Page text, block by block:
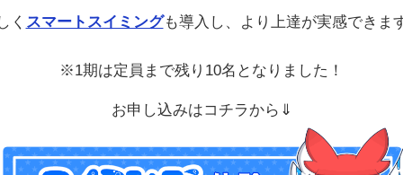
く スマートスイミングも導入し、より上達が実感できま
※1期は定員まで残り10名となりました！
お申し込みはコチラから⇓